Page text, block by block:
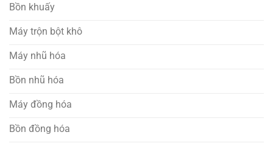
Bồn khuấy
Máy trộn bột khô
Máy nhũ hóa
Bồn nhũ hóa
Máy đồng hóa
Bồn đồng hóa